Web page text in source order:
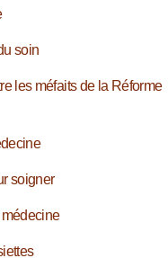
soin
les méfaits de la Réforme
soigner
médecine